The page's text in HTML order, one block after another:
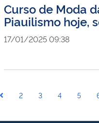
Curso de Moda
Piauilismo hoje,
17/01/2025 09:38
2 3 4 5